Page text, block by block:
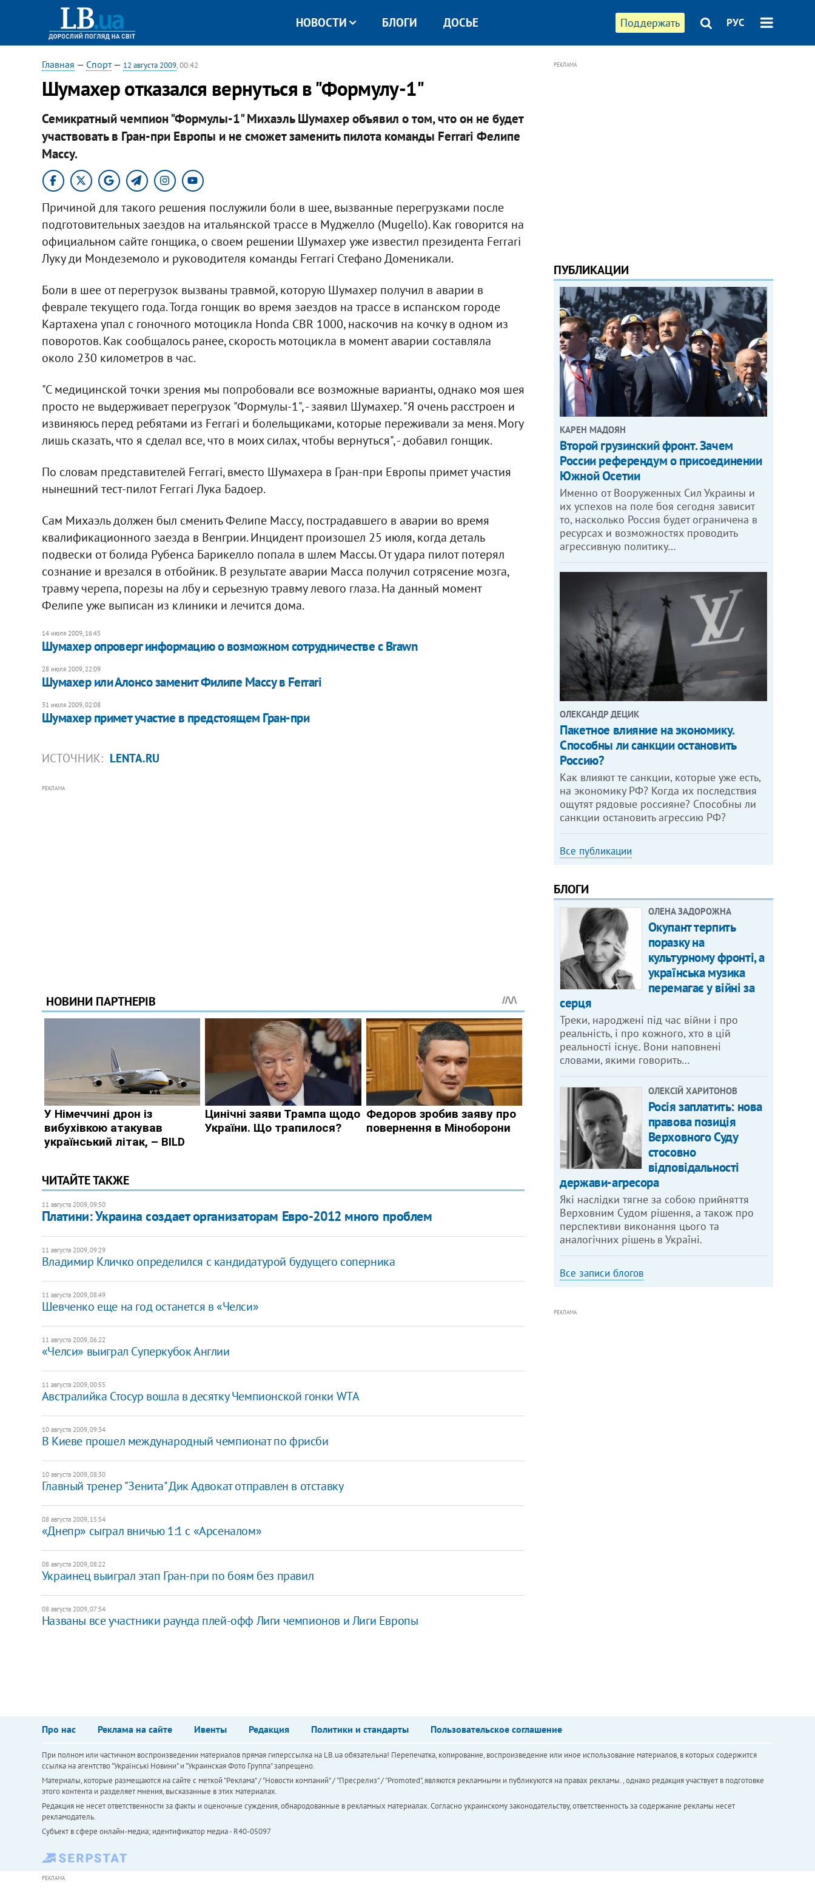
Поддержать РУС
НОВОСТИ БЛОГИ ДОСЬЕ
Главная — Спорт— 12 августа 2009, 00:42
Шумахер отказался вернуться в "Формулу-1"
Семикратный чемпион "Формулы-1" Михаэль Шумахер объявил о том, что он не будет
участвовать в Гран-при Европы и не сможет заменить пилота команды Ferrari Фелипе
Массу.
Причиной для такого решения послужили боли в шее, вызванные перегрузками после
подготовительных заездов на итальянской трассе в Муджелло (Mugello). Как говорится на
официальном сайте гонщика, о своем решении Шумахер уже известил президента Ferrari
Луку ди Мондеземоло и руководителя команды Ferrari Стефано Доменикали.
Боли в шее от перегрузок вызваны травмой, которую Шумахер получил в аварии в
феврале текущего года. Тогда гонщик во время заездов на трассе в испанском городе
Картахена упал с гоночного мотоцикла Honda CBR 1000, наскочив на кочку в одном из
поворотов. Как сообщалось ранее, скорость мотоцикла в момент аварии составляла
около 230 километров в час.
"С медицинской точки зрения мы попробовали все возможные варианты, однако моя шея
просто не выдерживает перегрузок "Формулы-1", - заявил Шумахер. "Я очень расстроен и
извиняюсь перед ребятами из Ferrari и болельщиками, которые переживали за меня. Могу
лишь сказать, что я сделал все, что в моих силах, чтобы вернуться", - добавил гонщик.
По словам представителей Ferrari, вместо Шумахера в Гран-при Европы примет участия
нынешний тест-пилот Ferrari Лука Бадоер.
Сам Михаэль должен был сменить Фелипе Массу, пострадавшего в аварии во время
квалификационного заезда в Венгрии. Инцидент произошел 25 июля, когда деталь
подвески от болида Рубенса Барикелло попала в шлем Массы. От удара пилот потерял
сознание и врезался в отбойник. В результате аварии Масса получил сотрясение мозга,
травму черепа, порезы на лбу и серьезную травму левого глаза. На данный момент
Фелипе уже выписан из клиники и лечится дома.
14 июля 2009, 16:45
Шумахер опроверг информацию о возможном сотрудничестве с Brawn
28 июля 2009, 22:09
Шумахер или Алонсо заменит Филипе Массу в Ferrari
31 июля 2009, 02:08
Шумахер примет участие в предстоящем Гран-при
ИСТОЧНИК: LENTA.RU
РЕКЛАМА
ЧИТАЙТЕ ТАКЖЕ
11 августа 2009, 09:50
Платини: Украина создает организаторам Евро-2012 много проблем
11 августа 2009, 09:29
Владимир Кличко определился с кандидатурой будущего соперника
11 августа 2009, 08:49
Шевченко еще на год останется в «Челси»
11 августа 2009, 06:22
«Челси» выиграл Суперкубок Англии
11 августа 2009, 00:55
Австралийка Стосур вошла в десятку Чемпионской гонки WTA
10 августа 2009, 09:34
В Киеве прошел международный чемпионат по фрисби
10 августа 2009, 08:30
Главный тренер "Зенита" Дик Адвокат отправлен в отставку
08 августа 2009, 15:54
«Днепр» сыграл вничью 1:1 с «Арсеналом»
08 августа 2009, 08:22
Украинец выиграл этап Гран-при по боям без правил
08 августа 2009, 07:54
Названы все участники раунда плей-офф Лиги чемпионов и Лиги Европы
РЕКЛАМА
ПУБЛИКАЦИИ
КАРЕН МАДОЯН
Второй грузинский фронт. Зачем
России референдум о присоединении
Южной Осетии
Именно от Вооруженных Сил Украины и
их успехов на поле боя сегодня зависит
то, насколько Россия будет ограничена в
ресурсах и возможностях проводить
агрессивную политику…
ОЛЕКСАНДР ДЕЦИК
Пакетное влияние на экономику.
Способны ли санкции остановить
Россию?
Как влияют те санкции, которые уже есть,
на экономику РФ? Когда их последствия
ощутят рядовые россияне? Способны ли
санкции остановить агрессию РФ?
Все публикации
БЛОГИ
ОЛЕНА ЗАДОРОЖНА
Окупант терпить
поразку на
культурному фронті, а
українська музика
перемагає у війні за
серця
Треки, народжені під час війни і про
реальність, і про кожного, хто в цій
реальності існує. Вони наповнені
словами, якими говорить…
ОЛЕКСІЙ ХАРИТОНОВ
Росія заплатить: нова
правова позиція
Верховного Суду
стосовно
відповідальності
держави-агресора
Які наслідки тягне за собою прийняття
Верховним Судом рішення, а також про
перспективи виконання цього та
аналогічних рішень в Україні.
Все записи блогов
РЕКЛАМА
Про нас Реклама на сайте Ивенты Редакция Политики и стандарты Пользовательское соглашение
При полном или частичном воспроизведении материалов прямая гиперссылка на LB.ua обязательна! Перепечатка, копирование, воспроизведение или иное использование материалов, в которых содержится
ссылка на агентство "Українськi Новини" и "Украинская Фото Группа" запрещено.
Материалы, которые размещаются на сайте с меткой "Реклама" / "Новости компаний" / "Пресрелиз" / "Promoted", являются рекламными и публикуются на правах рекламы. , однако редакция участвует в подготовке
этого контента и разделяет мнения, высказанные в этих материалах.
Редакция не несет ответственности за факты и оценочные суждения, обнародованные в рекламных материалах. Согласно украинскому законодательству, ответственность за содержание рекламы несет
рекламодатель.
Субъект в сфере онлайн-медиа; идентификатор медиа - R40-05097
РЕКЛАМА